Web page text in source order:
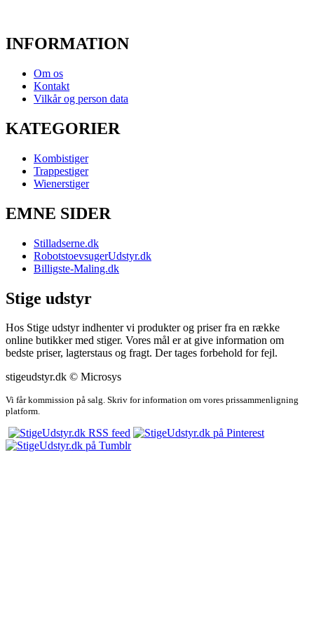
INFORMATION
Om os
Kontakt
Vilkår og person data
KATEGORIER
Kombistiger
Trappestiger
Wienerstiger
EMNE SIDER
Stilladserne.dk
RobotstoevsugerUdstyr.dk
Billigste-Maling.dk
Stige udstyr
Hos Stige udstyr indhenter vi produkter og priser fra en række
online butikker med stiger. Vores mål er at give information om
bedste priser, lagterstaus og fragt. Der tages forbehold for fejl.
stigeudstyr.dk © Microsys
Vi får kommission på salg. Skriv for information om vores prissammenligning
platform.